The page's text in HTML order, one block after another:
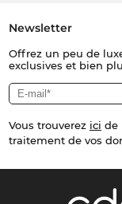
Newsletter
Offrez un peu de
exclusives et bien
Vous trouverez ici de
traitement de vos